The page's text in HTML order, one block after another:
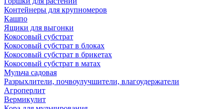
Контейнеры для крупномеров
Кашпо
Ящики для выгонки
Кокосовый субстрат
Кокосовый субстрат в блоках
Кокосовый субстрат в брикетах
Кокосовый субстрат в матах
Мульча садовая
Разрыхлители, почвоулучшители, влагоудержатели
Агроперлит
Вермикулит